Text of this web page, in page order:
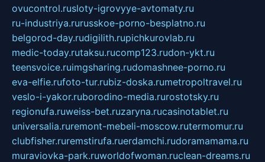
ovucontrol.rusloty-igrovyye-avtomaty.ru
ru-industriya.rurusskoe-porno-besplatno.ru
belgorod-day.rudigilith.rupichkurovlab.ru
medic-today.rutaksu.rucomp123.rudon-ykt.ru
teensvoice.ruimgsharing.rudomashnee-porno.ru
eva-elfie.rufoto-tur.rubiz-doska.rumetropoltravel.ru
veslo-i-yakor.ruborodino-media.rurostotsky.ru
regionufa.ruweiss-bet.ruzaryna.rucasinotablet.ru
universalia.ruremont-mebeli-moscow.rutermomur.ru
clubfisher.ruremstirufa.ruerdamchi.rudoramamama.ru
muraviovka-park.ruworldofwoman.ruclean-dreams.ru